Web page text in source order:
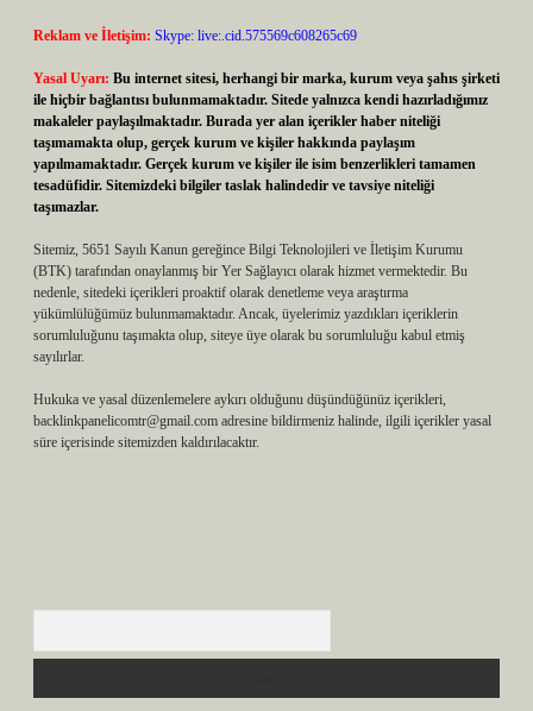
Reklam ve İletişim: Skype: live:.cid.575569c608265c69
Yasal Uyarı: Bu internet sitesi, herhangi bir marka, kurum veya şahıs şirketi
ile hiçbir bağlantısı bulunmamaktadır. Sitede yalnızca kendi hazırladığımız
makaleler paylaşılmaktadır. Burada yer alan içerikler haber niteliği
taşımamakta olup, gerçek kurum ve kişiler hakkında paylaşım
yapılmamaktadır. Gerçek kurum ve kişiler ile isim benzerlikleri tamamen
tesadüfidir. Sitemizdeki bilgiler taslak halindedir ve tavsiye niteliği
taşımazlar.
Sitemiz, 5651 Sayılı Kanun gereğince Bilgi Teknolojileri ve İletişim Kurumu
(BTK) tarafından onaylanmış bir Yer Sağlayıcı olarak hizmet vermektedir. Bu
nedenle, sitedeki içerikleri proaktif olarak denetleme veya araştırma
yükümlülüğümüz bulunmamaktadır. Ancak, üyelerimiz yazdıkları içeriklerin
sorumluluğunu taşımakta olup, siteye üye olarak bu sorumluluğu kabul etmiş
sayılırlar.
Hukuka ve yasal düzenlemelere aykırı olduğunu düşündüğünüz içerikleri,
backlinkpanelicomtr@gmail.com adresine bildirmeniz halinde, ilgili içerikler yasal
süre içerisinde sitemizden kaldırılacaktır.